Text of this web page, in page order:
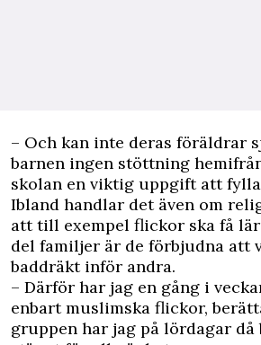
– Och kan inte deras föräldrar
barnen ingen stöttning
skolan en viktig uppgift att
Ibland handlar det även om
att till exempel flickor ska få
del familjer är de förbjudna att
baddräkt inför andra.
– Därför har jag en gång i
enbart muslimska flickor,
gruppen har jag på lördagar då